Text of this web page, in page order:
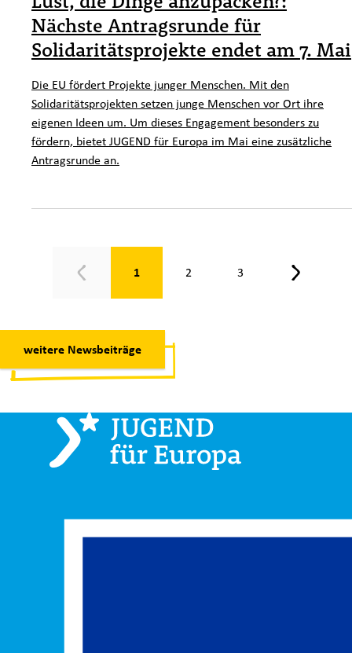
Nächste Antragsrunde für
Solidaritätsprojekte endet am 7. Mai
Die EU fördert Projekte junger Menschen. Mit den
Solidaritätsprojekten setzen junge Menschen vor Ort ihre
eigenen Ideen um. Um dieses Engagement besonders zu
fördern, bietet JUGEND für Europa im Mai eine zusätzliche
Antragsrunde an.
Zurück 1 2 3 Weiter
weitere Newsbeiträge